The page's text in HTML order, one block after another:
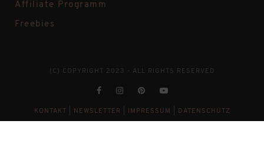
Affiliate Programm
Freebies
(C) COPYRIGHT 2023 - ALL RIGHTS RESERVED
KONTAKT NEWSLETTER IMPRESSUM DATENSCHUTZ